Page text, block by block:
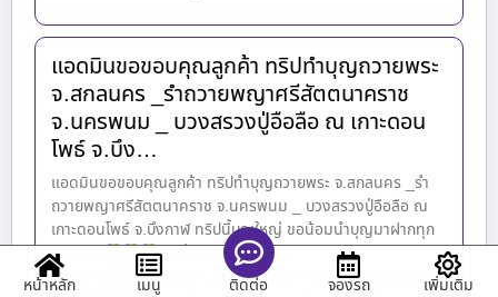
แอดมินขอขอบคุณลูกค้า ทริปทำบุญถวายพระ
จ.สกลนคร _รำถวายพญาศรีสัตตนาคราช
จ.นครพนม _ บวงสรวงปู่อือลือ ณ เกาะดอน
โพธ์ จ.บึง…
แอดมินขอขอบคุณลูกค้า ทริปทำบุญถวายพระ จ.สกลนคร _รำ
ถวายพญาศรีสัตตนาคราช จ.นครพนม _ บวงสรวงปู่อือลือ ณ
เกาะดอนโพธ์ จ.บึงกาฬ ทริปนี้บุญใหญ่ ขอน้อมนำบุญมาฝากทุก
ท่านครับ
ดูเพิ่มเติม :
https://www.facebook.com/100083442064426/posts/145
หน้าหลัก เมนู ติดต่อ จองรถ เพิ่มเติม